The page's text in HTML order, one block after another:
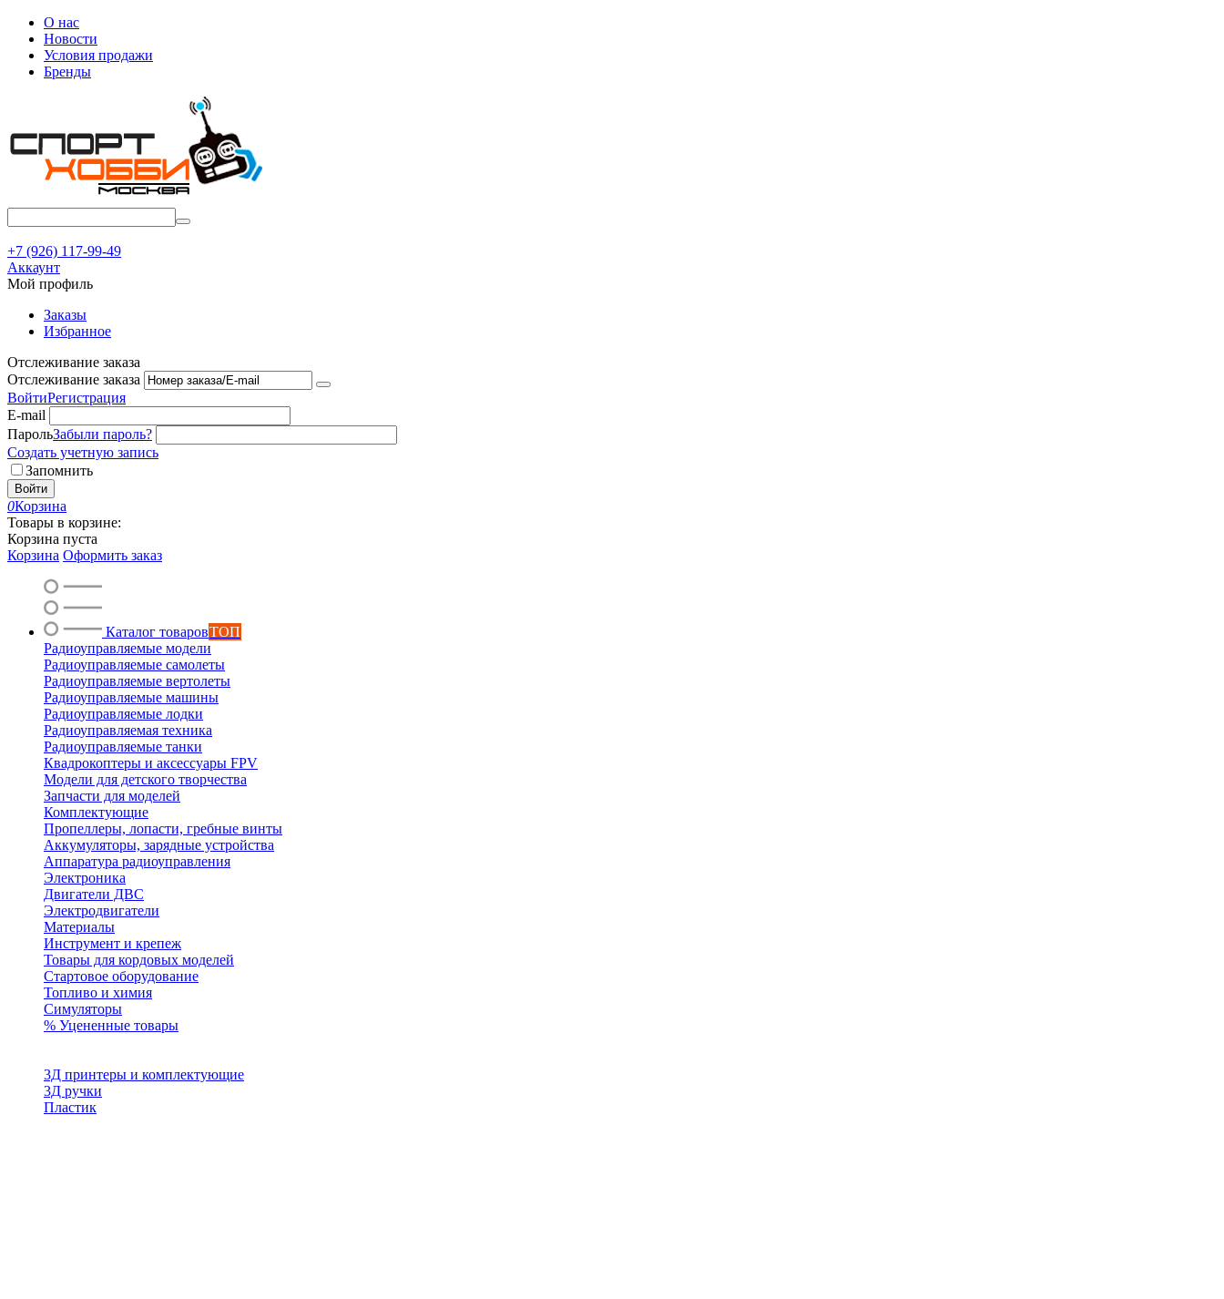
О нас
Новости
Условия продажи
Бренды
+7 (926) 117-99-49
Аккаунт
Мой профиль
Заказы
Избранное
Отслеживание заказа
Отслеживание заказа
ВойтиРегистрация
E-mail
ПарольЗабыли пароль?
Создать учетную запись
Запомнить
Войти
0Корзина
Товары в корзине:
Корзина пуста
Корзина Оформить заказ
Каталог товаровТОП
Радиоуправляемые модели
Радиоуправляемые самолеты
Радиоуправляемые вертолеты
Радиоуправляемые машины
Радиоуправляемые лодки
Радиоуправляемая техника
Радиоуправляемые танки
Квадрокоптеры и аксессуары FPV
Модели для детского творчества
Запчасти для моделей
Комплектующие
Пропеллеры, лопасти, гребные винты
Аккумуляторы, зарядные устройства
Аппаратура радиоуправления
Электроника
Двигатели ДВС
Электродвигатели
Материалы
Инструмент и крепеж
Товары для кордовых моделей
Стартовое оборудование
Топливо и химия
Симуляторы
% Уцененные товары
3Д принтеры и комплектующие
3Д ручки
Пластик